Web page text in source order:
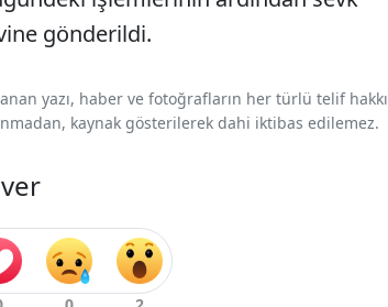
gönderildi.​​​​​​​
yazı, haber ve fotoğrafların her türlü telif hakkı
kaynak gösterilerek dahi iktibas edilemez.